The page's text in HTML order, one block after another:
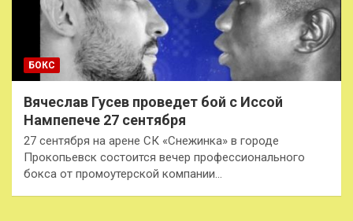
БОКС
Вячеслав Гусев проведет бой с Иссой
Нампепече 27 сентября
27 сентября на арене СК «Снежинка» в городе
Прокопьевск состоится вечер профессионального
бокса от промоутерской компании…